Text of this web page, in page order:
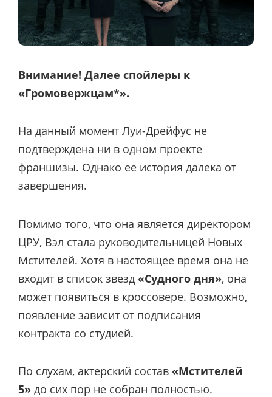
Внимание! Далее спойлеры к
«Громовержцам*».
На данный момент Луи-Дрейфус не
подтверждена ни в одном проекте
франшизы. Однако ее история далека от
завершения.
Помимо того, что она является директором
ЦРУ, Вэл стала руководительницей Новых
Мстителей. Хотя в настоящее время она не
входит в список звезд «Судного дня», она
может появиться в кроссовере. Возможно,
появление зависит от подписания
контракта со студией.
По слухам, актерский состав «Мстителей
5» до сих пор не собран полностью.